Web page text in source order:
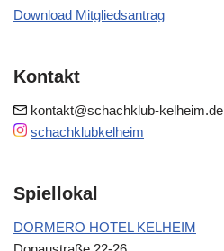
Download Mitgliedsantrag
Kontakt
kontakt@schachklub-kelheim.de
schachklubkelheim
Spiellokal
DORMERO HOTEL KELHEIM